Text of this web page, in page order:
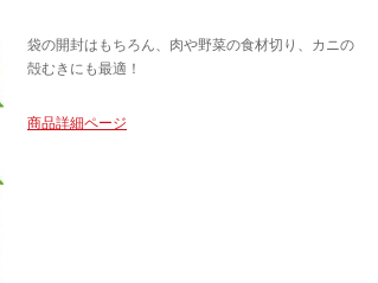
袋の開封はもちろん、肉や野菜の食材切り、カニの
殻むきにも最適！
商品詳細ページ